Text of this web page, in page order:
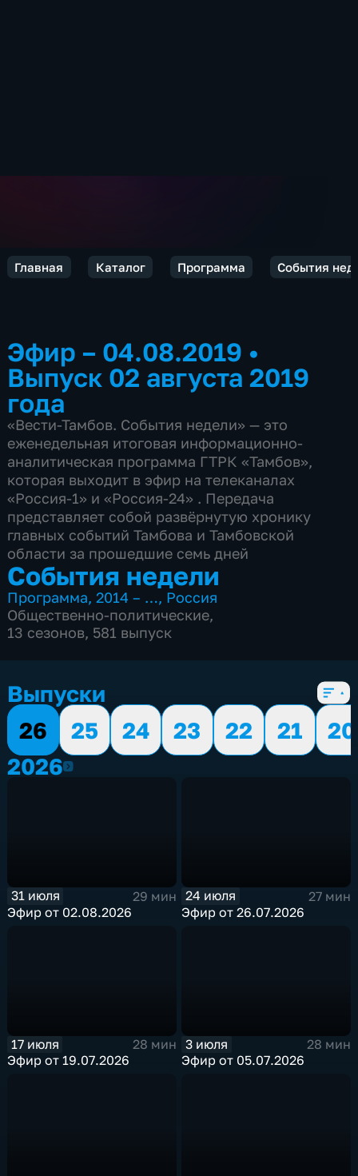
Главная Каталог Программа События
Эфир – 04.08.2019 •
Выпуск 02 августа 2019
года
«Вести-Тамбов. События недели» — это
еженедельная итоговая информационно-
аналитическая программа ГТРК «Тамбов»,
которая выходит в эфир на телеканалах
«Россия-1» и «Россия-24» . Передача
представляет собой развёрнутую хронику
главных событий Тамбова и Тамбовской
области за прошедшие семь дней
События недели
Программа,2014 – …, Россия
Общественно-политические,
13 сезонов, 581 выпуск
Выпуски
26
25 24 23 22 21
20
20262026
31 июля
29 мин
Эфир от 02.08.2026
24 июля
27 мин
Эфир от 26.07.2026
17 июля
28 мин
Эфир от 19.07.2026
3 июля
28 мин
Эфир от 05.07.2026